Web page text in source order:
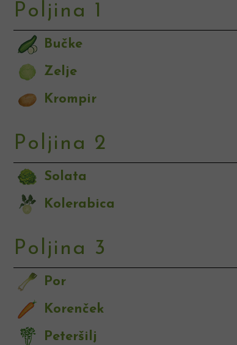
Poljina 1
Bučke
Zelje
Krompir
Poljina 2
Solata
Kolerabica
Poljina 3
Por
Korenček
Peteršilj